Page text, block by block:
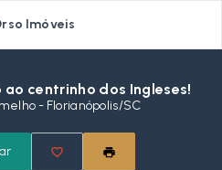
Imóveis
centrinho dos Ingleses!
- Florianópolis/SC